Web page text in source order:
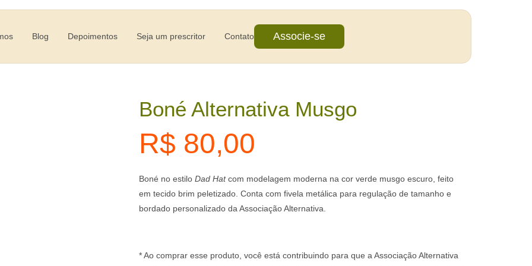
Blog Depoimentos Seja um prescritor Contato Associe-se
Boné Alternativa Musgo
R$ 80,00
Boné no estilo Dad Hatcom modelagem moderna na cor verde musgo escuro, feito
em tecido brim peletizado. Conta com fivela metálica para regulação de tamanho e
bordado personalizado da Associação Alternativa.
* Ao comprar esse produto, você está contribuindo para que a Associação Alternativa